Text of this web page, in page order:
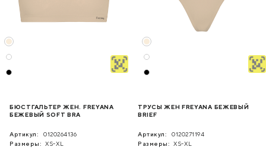
БЮСТГАЛЬТЕР ЖЕН. FREYANA
БЕЖЕВЫЙ SOFT BRA
Артикул:
0120264136
Размеры: XS-XL
ТРУСЫ ЖЕН FREYANA БЕЖЕВЫЙ
BRIEF
Артикул:
0120271194
Размеры: XS-XL